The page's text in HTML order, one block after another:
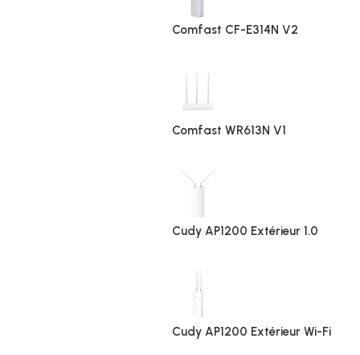
Comfast CF-E314N V2
Comfast WR613N V1
Cudy AP1200 Extérieur 1.0
Cudy AP1200 Extérieur Wi-Fi